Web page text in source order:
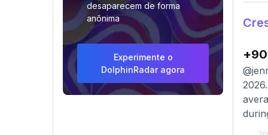
desaparecem de forma
anônima
Experimente o
DolphinRadar agora
+90